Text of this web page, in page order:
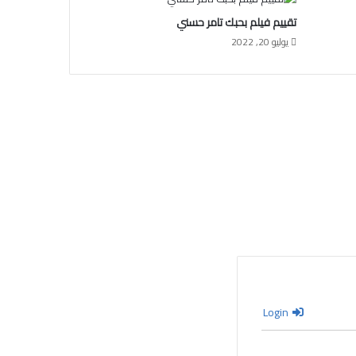
تقييم فيلم بحبك تامر حسني
يوليو 20, 2022